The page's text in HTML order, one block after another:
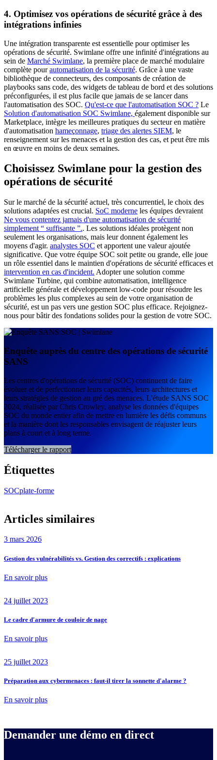
4. Optimisez vos opérations de sécurité grâce à des
intégrations infinies
Une intégration transparente est essentielle pour optimiser les
opérations de sécurité. Swimlane offre une infinité d'intégrations au
sein de Marché Swimlane, la première place de marché modulaire
complète pourautomatisation de la sécurité. Grâce à une vaste
bibliothèque de connecteurs, des composants de création de
playbooks sans code, des widgets de tableau de bord et des solutions
préconfigurées, il est plus facile que jamais de se lancer dans
l'automatisation des SOC. Qu'est-ce que l'automatisation SOC ? Le
Solution d'automatisation SOC Swimlane, également disponible sur
Marketplace, intègre les meilleures pratiques du secteur en matière
d'automatisation hameçonnage, triage des alertes SIEM, le
renseignement sur les menaces et la gestion des cas, et peut être mis
en œuvre en moins de deux semaines.
Choisissez Swimlane pour la gestion des
opérations de sécurité
Sur le marché de la sécurité actuel, très concurrentiel, le choix des
solutions adaptées est crucial. SoC moderne les équipes devraient
Ne vous contentez jamais d'une automatisation de sécurité
simplement “ suffisante ”.. Les solutions idéales protègent non
seulement les organisations, mais leur donnent également les
moyens d'agir. analystes SOC et apportent une valeur ajoutée
significative. Que votre équipe SOC soit petite ou grande, elle joue
un rôle essentiel dans le maintien d'opérations de sécurité efficaces et
intervention en cas d'incident. Adopter une solution comme
Swimlane Turbine, qui combine automatisation, intelligence
artificielle générale et développement low-code pour résoudre les
problèmes les plus complexes au sein de votre organisation de
sécurité, est un pas vers une gestion SOC plus efficace. Rejoignez-
nous pour bâtir des fondations solides pour la gestion de votre SOC.
Enquête auprès du centre des opérations de sécurité
SANS
Les centres d'opérations de sécurité (SOC) continuent de faire
évoluer et de perfectionner leurs capacités, leurs architectures et
leurs stratégies de gestion au gré des menaces. L'étude SANS SOC
2024, réalisée par Chris Crowley, analyse les données d'équipes
SOC du monde entier afin de mettre en lumière les défis communs
et la manière dont les responsables envisagent de réajuster leurs
plans à court et à long terme.
Télécharger le rapport
Étiquettes
SOCplate-forme
Articles similaires
3 mars 2026
Gestion des vulnérabilités vs. Gestion des correctifs : explications
En savoir plus
24 juillet 2023
Le cadre d'armure de couloir de nage
En savoir plus
25 juillet 2023
Préparation aux cybermenaces : faut-il tirer la sonnette d'alarme ?
En savoir plus
Demander une démo en direct